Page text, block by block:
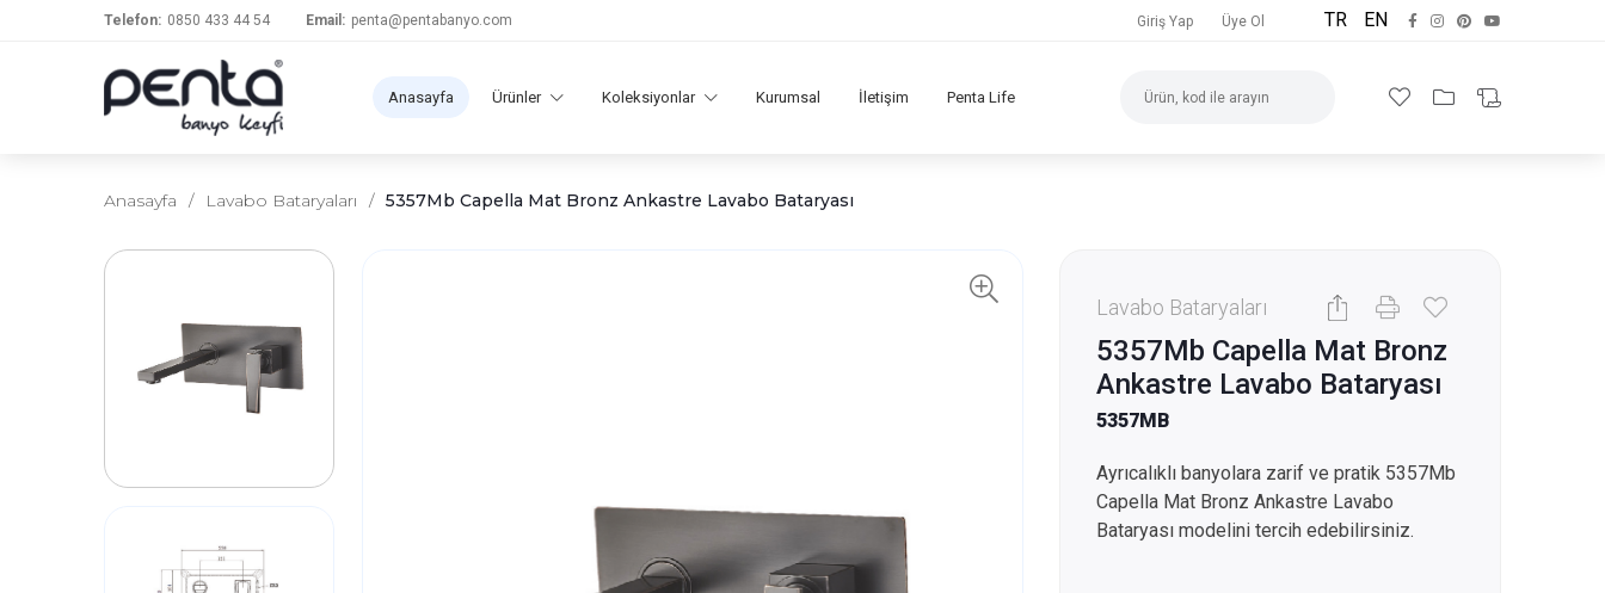
Telefon: 0850 433 44 54 Email: penta@pentabanyo.com Giriş Yap Üye Ol TR EN
Anasayfa Ürünler Koleksiyonlar Kurumsal İletişim Penta Life
Anasayfa / Lavabo Bataryaları / 5357Mb Capella Mat Bronz Ankastre Lavabo Bataryası
Lavabo Bataryaları
5357Mb Capella Mat Bronz
Ankastre Lavabo Bataryası
5357MB
Ayrıcalıklı banyolara zarif ve pratik 5357Mb
Capella Mat Bronz Ankastre Lavabo
Bataryası modelini tercih edebilirsiniz.